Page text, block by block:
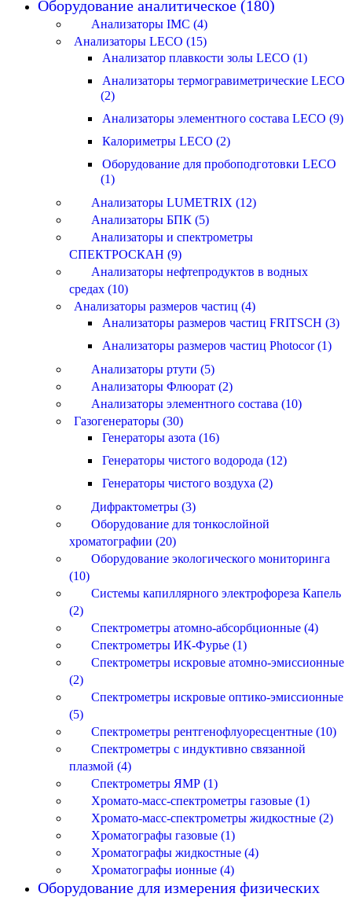
Оборудование аналитическое (180)
Анализаторы IMC (4)
Анализаторы LECO (15)
Анализатор плавкости золы LECO (1)
Анализаторы термогравиметрические LECO
(2)
Анализаторы элементного состава LECO (9)
Калориметры LECO (2)
Оборудование для пробоподготовки LECO
(1)
Анализаторы LUMETRIX (12)
Анализаторы БПК (5)
Анализаторы и спектрометры
СПЕКТРОСКАН (9)
Анализаторы нефтепродуктов в водных
средах (10)
Анализаторы размеров частиц (4)
Анализаторы размеров частиц FRITSCH (3)
Анализаторы размеров частиц Photocor (1)
Анализаторы ртути (5)
Анализаторы Флюорат (2)
Анализаторы элементного состава (10)
Газогенераторы (30)
Генераторы азота (16)
Генераторы чистого водорода (12)
Генераторы чистого воздуха (2)
Дифрактометры (3)
Оборудование для тонкослойной
хроматографии (20)
Оборудование экологического мониторинга
(10)
Системы капиллярного электрофореза Капель
(2)
Спектрометры атомно-абсорбционные (4)
Спектрометры ИК-Фурье (1)
Спектрометры искровые атомно-эмиссионные
(2)
Спектрометры искровые оптико-эмиссионные
(5)
Спектрометры рентгенофлуоресцентные (10)
Спектрометры с индуктивно связанной
плазмой (4)
Спектрометры ЯМР (1)
Хромато-масс-спектрометры газовые (1)
Хромато-масс-спектрометры жидкостные (2)
Хроматографы газовые (1)
Хроматографы жидкостные (4)
Хроматографы ионные (4)
Оборудование для измерения физических